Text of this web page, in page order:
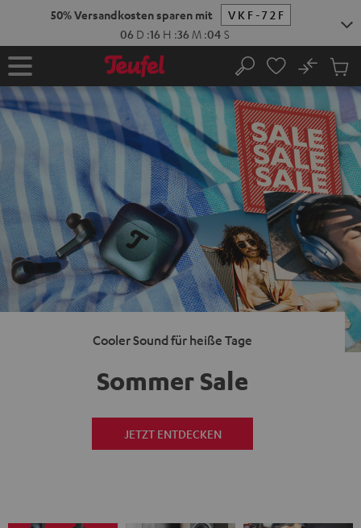
Startseite Suche
No
im
Cooler Sound für heiße Tage
Sommer Sale
JETZT ENTDECKEN